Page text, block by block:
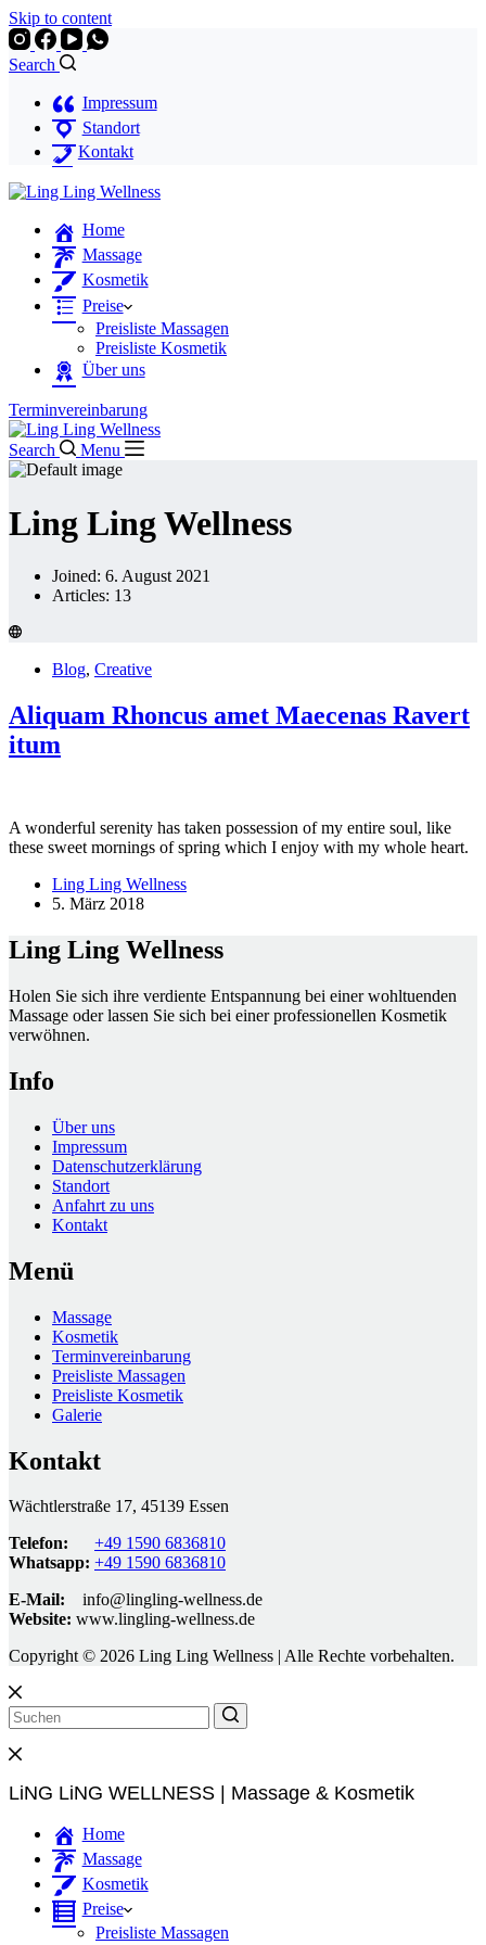
Skip to content
Search
Impressum
Standort
Kontakt
Home
Massage
Kosmetik
Preise
Preisliste Massagen
Preisliste Kosmetik
Über uns
Terminvereinbarung
Search Menu
Ling Ling Wellness
Joined: 6. August 2021
Articles: 13
Blog, Creative
Aliquam Rhoncus amet Maecenas Ravert
itum
A wonderful serenity has taken possession of my entire soul, like
these sweet mornings of spring which I enjoy with my whole heart.
Ling Ling Wellness
5. März 2018
Ling Ling Wellness
Holen Sie sich ihre verdiente Entspannung bei einer wohltuenden
Massage oder lassen Sie sich bei einer professionellen Kosmetik
verwöhnen.
Info
Über uns
Impressum
Datenschutzerklärung
Standort
Anfahrt zu uns
Kontakt
Menü
Massage
Kosmetik
Terminvereinbarung
Preisliste Massagen
Preisliste Kosmetik
Galerie
Kontakt
Wächtlerstraße 17, 45139 Essen
Telefon:
+49 1590 6836810
Whatsapp: +49 1590 6836810
E-Mail: info@lingling-wellness.de
Website: www.lingling-wellness.de
Copyright © 2026 Ling Ling Wellness | Alle Rechte vorbehalten.
LiNG LiNG WELLNESS | Massage & Kosmetik
Home
Massage
Kosmetik
Preise
Preisliste Massagen